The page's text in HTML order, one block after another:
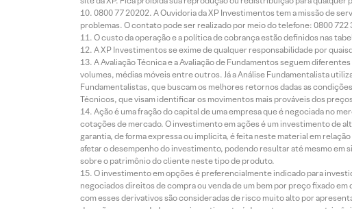
0800 77 20202. A Ouvidoria da XP Investimentos tem a missão de
problemas. O contato pode ser realizado por meio do telefone: 0800 722
O custo da operação e a política de cobrança estão definidos nas
A XP Investimentos se exime de qualquer responsabilidade por
A Avaliação Técnica e a Avaliação de Fundamentos seguem
volumes, médias móveis entre outros. Já a Análise Fundamentalista
Fundamentalistas, que buscam os melhores retornos dadas as
Técnicos, que visam identificar os movimentos mais prováveis dos
Ação é uma fração do capital de uma empresa que é negociada no
cotações de mercado. O investimento em ações é um investimento de
garantia, de forma expressa ou implícita, é feita neste material em
afetar o desempenho do investimento, podendo resultar até mesmo em
sobre o patrimônio do cliente neste tipo de produto.
O investimento em opções é preferencialmente indicado para
negociados direitos de compra ou venda de um bem por preço fixado
com esses derivativos são consideradas de risco muito alto por